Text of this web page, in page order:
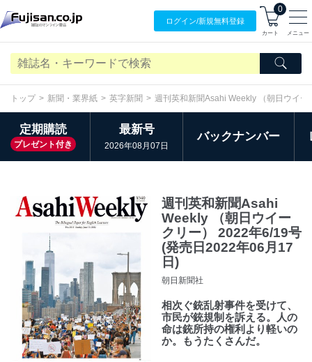
ログイン/新規無料登録
0
カート メニュー
トップ 新聞・業界紙 英字新聞 週刊英和新聞Asahi Weekly （朝日ウイー
定期購読
プレゼント付き
最新号
2026年08月07日
バックナンバー
週刊英和新聞Asahi
Weekly （朝日ウイー
クリー） 2022年6/19号
(発売日2022年06月17
日)
朝日新聞社
相次ぐ銃乱射事件を受けて、
市民が銃規制を訴える。人の
命は銃所持の権利より軽いの
か。もうたくさんだ。